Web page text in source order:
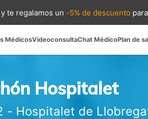
te regalamos un -5% de descuento
MédicosVideoconsultaChat MédicoPlan de
Hospitalet
- Hospitalet de